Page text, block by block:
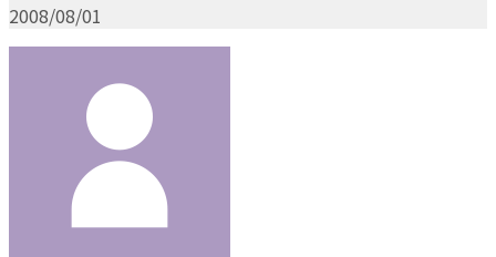
2008/08/01